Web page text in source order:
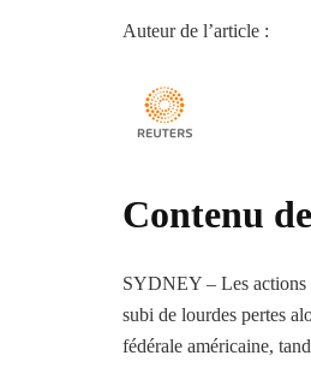
Auteur de l’article :
Contenu
SYDNEY – Les actions
subi de lourdes pertes
fédérale américaine,